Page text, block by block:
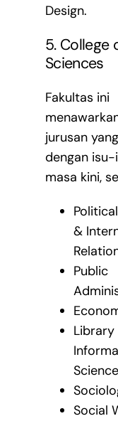
Design.
5. College
Sciences
Fakultas ini
jurusan
dengan isu-
masa kini,
&
Public
Library
Science
Social